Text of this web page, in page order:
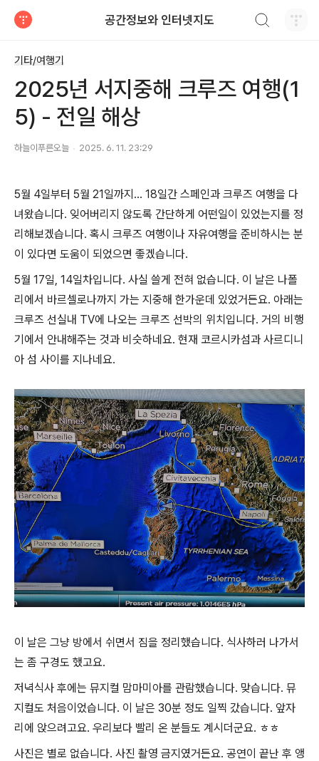
공간정보와 인터넷지도
기타/여행기
2025년 서지중해 크루즈 여행(1
5) - 전일 해상
하늘이푸른오늘 2025. 6. 11. 23:29
5월 4일부터 5월 21일까지... 18일간 스페인과 크루즈 여행을 다
녀왔습니다. 잊어버리지 않도록 간단하게 어떤일이 있었는지를 정
리해보겠습니다. 혹시 크루즈 여행이나 자유여행을 준비하시는 분
이 있다면 도움이 되었으면 좋겠습니다.
5월 17일, 14일차입니다. 사실 쓸게 전혀 없습니다. 이 날은 나폴
리에서 바르셀로나까지 가는 지중해 한가운데 있었거든요. 아래는
크루즈 선실내 TV에 나오는 크루즈 선박의 위치입니다. 거의 비행
기에서 안내해주는 것과 비슷하네요. 현재 코르시카섬과 사르디니
아 섬 사이를 지나네요.
이 날은 그냥 방에서 쉬면서 짐을 정리했습니다. 식사하러 나가서
는 좀 구경도 했고요.
저녁식사 후에는 뮤지컬 맘마미아를 관람했습니다. 맞습니다. 뮤
지컬도 처음이었습니다. 이 날은 30분 정도 일찍 갔습니다. 앞자
리에 앉으려고요. 우리보다 빨리 온 분들도 계시더군요. ㅎㅎ
사진은 별로 없습니다. 사진 촬영 금지였거든요. 공연이 끝난 후 앵